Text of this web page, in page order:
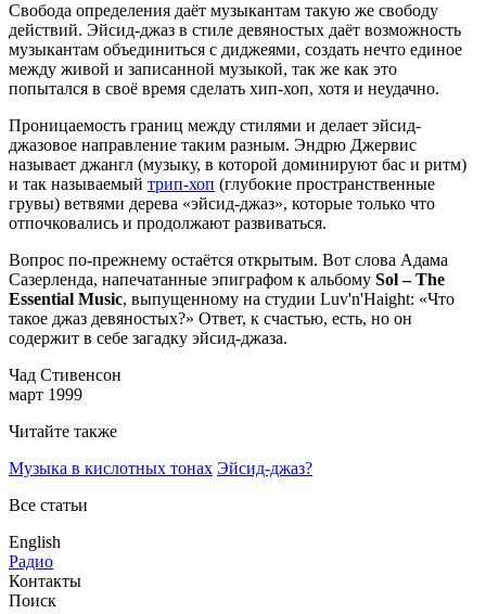
Свобода определения даёт музыкантам такую же свободу
действий. Эйсид-джаз в стиле девяностых даёт возможность
музыкантам объединиться с диджеями, создать нечто единое
между живой и записанной музыкой, так же как это
попытался в своё время сделать хип-хоп, хотя и неудачно.
Проницаемость границ между стилями и делает эйсид-
джазовое направление таким разным. Эндрю Джервис
называет джангл (музыку, в которой доминируют бас и ритм)
и так называемый трип-хоп (глубокие пространственные
грувы) ветвями дерева «эйсид-джаз», которые только что
отпочковались и продолжают развиваться.
Вопрос по-прежнему остаётся открытым. Вот слова Адама
Сазерленда, напечатанные эпиграфом к альбому Sol – The
Essential Music, выпущенному на студии Luv'n'Haight: «Что
такое джаз девяностых?» Ответ, к счастью, есть, но он
содержит в себе загадку эйсид-джаза.
Чад Стивенсон
март 1999
Читайте также
Музыка в кислотных тонах Эйсид-джаз?
Все статьи
English
Радио
Контакты
Поиск